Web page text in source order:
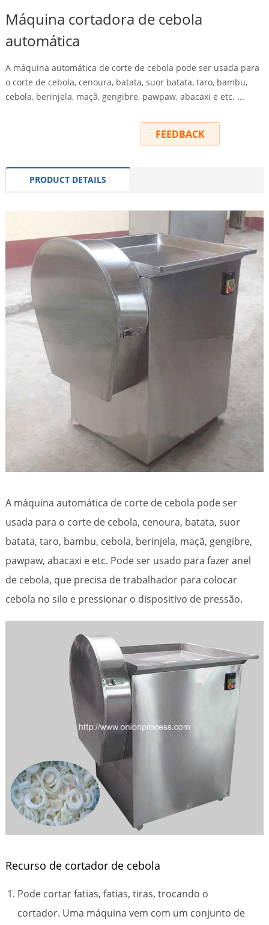
Máquina cortadora de cebola
automática
A máquina automática de corte de cebola pode ser usada para
o corte de cebola, cenoura, batata, suor batata, taro, bambu,
cebola, berinjela, maçã, gengibre, pawpaw, abacaxi e etc. ...
FEEDBACK
PRODUCT DETAILS
A máquina automática de corte de cebola pode ser
usada para o corte de cebola, cenoura, batata, suor
batata, taro, bambu, cebola, berinjela, maçã, gengibre,
pawpaw, abacaxi e etc. Pode ser usado para fazer anel
de cebola, que precisa de trabalhador para colocar
cebola no silo e pressionar o dispositivo de pressão.
Recurso de cortador de cebola
Pode cortar fatias, fatias, tiras, trocando o
cortador. Uma máquina vem com um conjunto de